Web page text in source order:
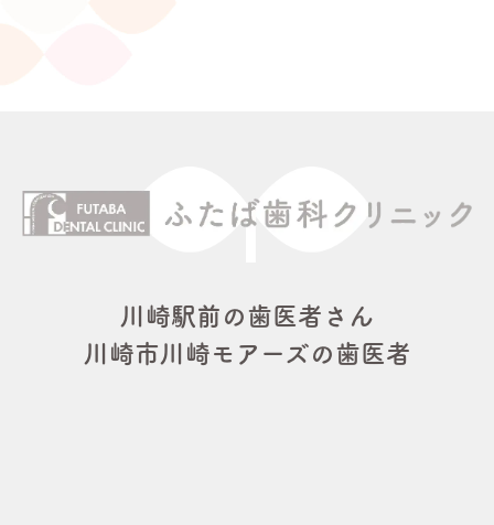
川崎駅前の歯医者さん
川崎市川崎モアーズの歯医者